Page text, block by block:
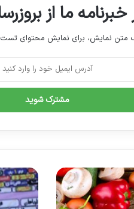
ما از
متن نمایش، برای نمایش محتوای